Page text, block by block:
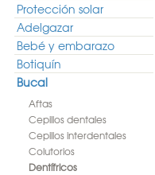
Protección solar
Adelgazar
Bebé y embarazo
Botiquín
Bucal
Aftas
Cepillos dentales
Cepillos interdentales
Colutorios
Dentífricos